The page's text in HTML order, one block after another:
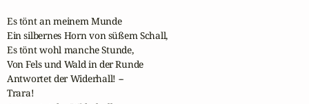
Es tönt an meinem Munde
Ein silbernes Horn von süßem Schall,
Es tönt wohl manche Stunde,
Von Fels und Wald in der Runde
Antwortet der Widerhall! --
Trara!